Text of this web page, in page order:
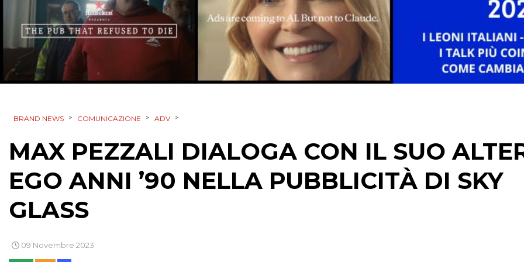
BRAND NEWS > COMUNICAZIONE > ADV >
MAX PEZZALI DIALOGA CON IL SUO
EGO ANNI ’90 NELLA PUBBLICITÀ DI SKY
GLASS
09 Novembre 2023